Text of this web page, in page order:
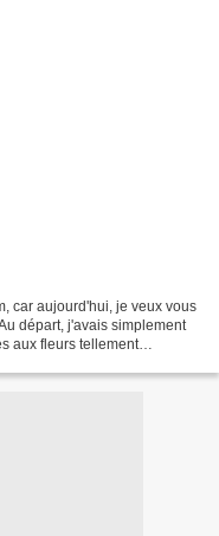
car aujourd'hui, je veux vous
départ, j'avais simplement
aux fleurs tellement